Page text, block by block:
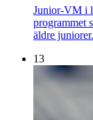
Junior-VM i
programmet
äldre juniorer.
13